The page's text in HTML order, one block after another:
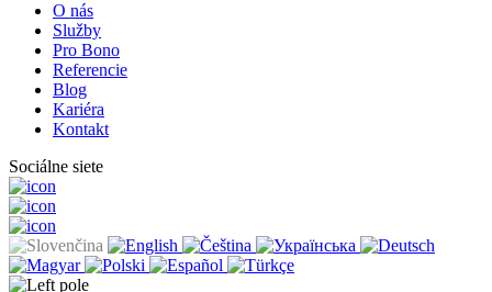
O nás
Služby
Pro Bono
Referencie
Blog
Kariéra
Kontakt
Sociálne siete